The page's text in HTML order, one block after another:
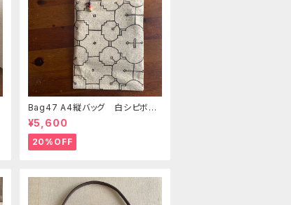
Bag47 A4縦バッグ 白シピボ模
様 シピボ族の泥染め
¥5,600
20%OFF